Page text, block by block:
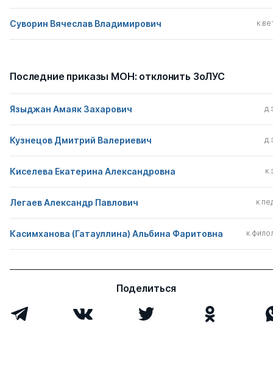
Суворин Вячеслав Владимирович
Последние приказы МОН: отклонить ЗоЛУС
Языджан Амаяк Захарович
Кузнецов Дмитрий Валериевич
Киселева Екатерина Александровна
Легаев Александр Павлович
Касимханова (Гатауллина) Альбина Фаритовна
Поделиться